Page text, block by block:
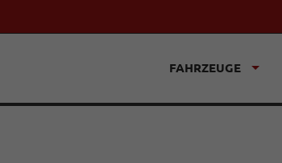
FAHRZEUGE